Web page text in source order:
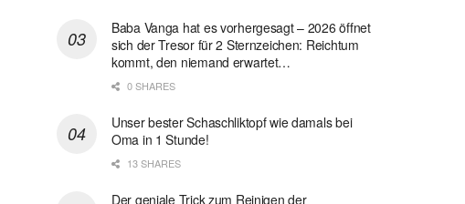
Baba Vanga hat es vorhergesagt – 2026 öffnet
sich der Tresor für 2 Sternzeichen: Reichtum
kommt, den niemand erwartet…
0 SHARES
Unser bester Schaschliktopf wie damals bei
Oma in 1 Stunde!
13 SHARES
Der geniale Trick zum Reinigen der